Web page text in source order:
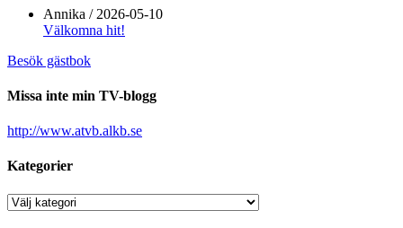
Annika / 2026-05-10
Välkomna hit!
Besök gästbok
Missa inte min TV-blogg
http://www.atvb.alkb.se
Kategorier
Kategorier